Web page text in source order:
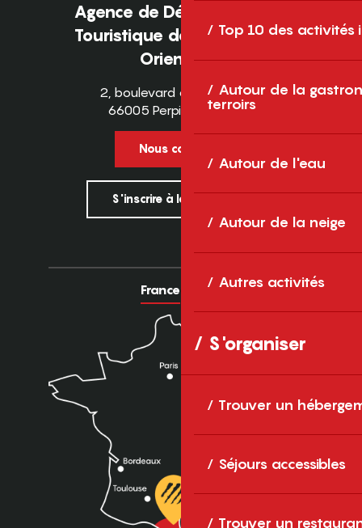
Top 10 des activités
Autour de la
terroirs
Autour de l'eau
Autour de la neige
Autres activités
S'organiser
Trouver un
Séjours accessibles
Trouver un
Agence de Développement
Touristique des Pyrénées-
Orientales
2, boulevard des Pyrénées
66005 Perpignan Cedex
Nous contacter
S'inscrire à la newsletter
France Europe